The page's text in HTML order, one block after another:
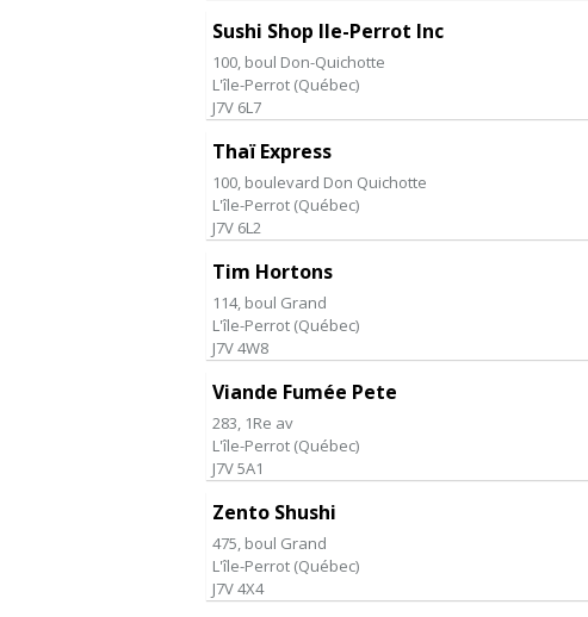
Sushi Shop Ile-Perrot Inc
100, boul Don-Quichotte
L'île-Perrot (Québec)
J7V 6L7
Thaï Express
100, boulevard Don Quichotte
L'île-Perrot (Québec)
J7V 6L2
Tim Hortons
114, boul Grand
L'île-Perrot (Québec)
J7V 4W8
Viande Fumée Pete
283, 1Re av
L'île-Perrot (Québec)
J7V 5A1
Zento Shushi
475, boul Grand
L'île-Perrot (Québec)
J7V 4X4